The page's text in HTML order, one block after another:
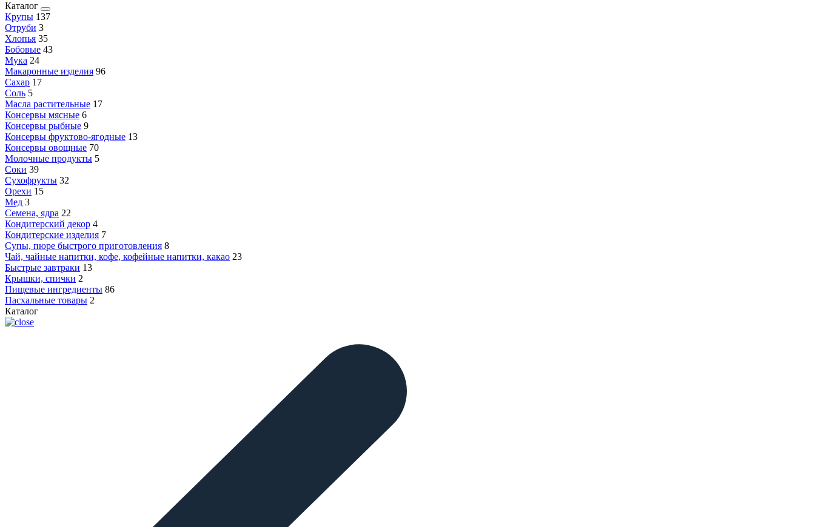
Каталог
Крупы 137
Отруби 3
Хлопья 35
Бобовые 43
Мука 24
Макаронные изделия 96
Сахар 17
Соль 5
Масла растительные 17
Консервы мясные 6
Консервы рыбные 9
Консервы фруктово-ягодные 13
Консервы овощные 70
Молочные продукты 5
Соки 39
Сухофрукты 32
Орехи 15
Мед 3
Семена, ядра 22
Кондитерский декор 4
Кондитерские изделия 7
Супы, пюре быстрого приготовления 8
Чай, чайные напитки, кофе, кофейные напитки, какао 23
Быстрые завтраки 13
Крышки, спички 2
Пищевые ингредиенты 86
Пасхальные товары 2
Каталог